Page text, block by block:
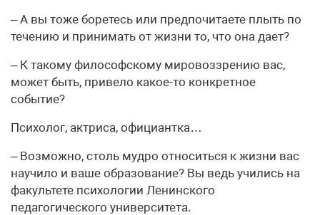
– А вы тоже боретесь или предпочитаете плыть по
течению и принимать от жизни то, что она дает?
– К такому философскому мировоззрению вас,
может быть, привело какое-то конкретное
событие?
Психолог, актриса, официантка…
– Возможно, столь мудро относиться к жизни вас
научило и ваше образование? Вы ведь учились на
факультете психологии Ленинского
педагогического университета.